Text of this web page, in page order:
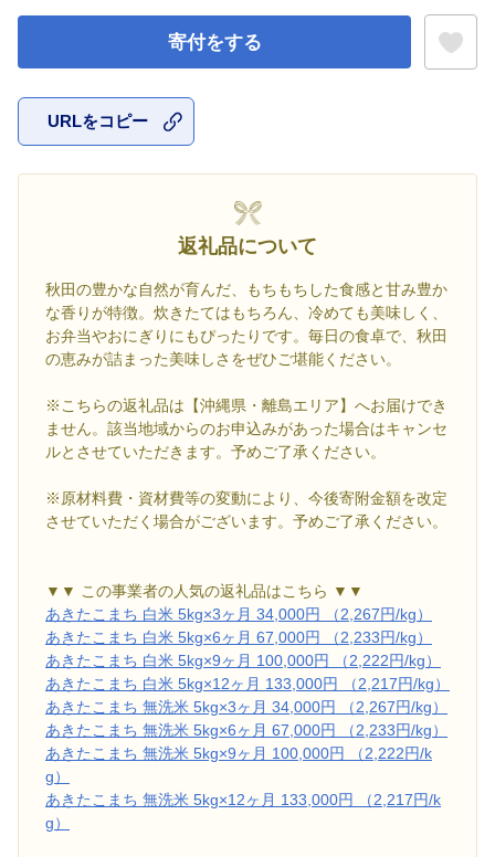
寄付をする
URLをコピー
返礼品について
秋田の豊かな自然が育んだ、もちもちした食感と甘み豊か
な香りが特徴。炊きたてはもちろん、冷めても美味しく、
お弁当やおにぎりにもぴったりです。毎日の食卓で、秋田
の恵みが詰まった美味しさをぜひご堪能ください。
※こちらの返礼品は【沖縄県・離島エリア】へお届けでき
ません。該当地域からのお申込みがあった場合はキャンセ
ルとさせていただきます。予めご了承ください。
※原材料費・資材費等の変動により、今後寄附金額を改定
させていただく場合がございます。予めご了承ください。
▼▼ この事業者の人気の返礼品はこちら ▼▼
あきたこまち 白米 5kg×3ヶ月 34,000円 （2,267円/kg）
あきたこまち 白米 5kg×6ヶ月 67,000円 （2,233円/kg）
あきたこまち 白米 5kg×9ヶ月 100,000円 （2,222円/kg）
あきたこまち 白米 5kg×12ヶ月 133,000円 （2,217円/kg）
あきたこまち 無洗米 5kg×3ヶ月 34,000円 （2,267円/kg）
あきたこまち 無洗米 5kg×6ヶ月 67,000円 （2,233円/kg）
あきたこまち 無洗米 5kg×9ヶ月 100,000円 （2,222円/k
g）
あきたこまち 無洗米 5kg×12ヶ月 133,000円 （2,217円/k
g）